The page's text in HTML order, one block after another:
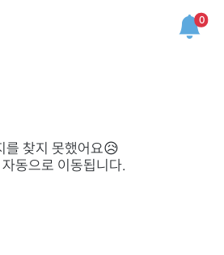
0
를 찾지 못했어요😥
동으로 이동됩니다.